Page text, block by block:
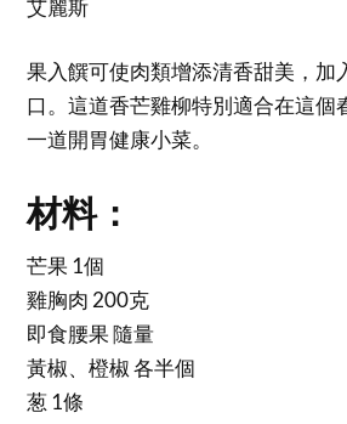
艾麗斯
果入饌可使肉類增添清香甜美，加
口。這道香芒雞柳特別適合在這個
一道開胃健康小菜。
材料：
芒果 1個
雞胸肉 200克
即食腰果 隨量
黃椒、橙椒 各半個
葱 1條